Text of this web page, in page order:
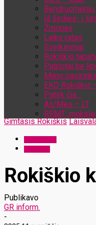
Iš širdies- į
Žmonės
Laiko ratas
Sveikinimai
Rokiškio
Patriotai be
Mano
EKO Rokiškis
Patirk čia…
Aš/Mes – LT
RRMT:
Gimtasis Rokiškis
Rokiškio
Publikavo
GR inform.
-